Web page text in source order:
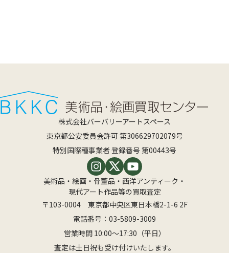
株式会社バーバリーアートスペース
東京都公安委員会許可 第306629702079号
特別国際種事業者 登録番号 第00443号
美術品・絵画・骨董品・西洋アンティーク・
現代アート作品等の買取査定
〒103-0004 東京都中央区東日本橋2-1-6 2F
電話番号： 03-5809-3009
営業時間 10:00〜17:30（平日）
査定は土日祝も受け付けいたします。